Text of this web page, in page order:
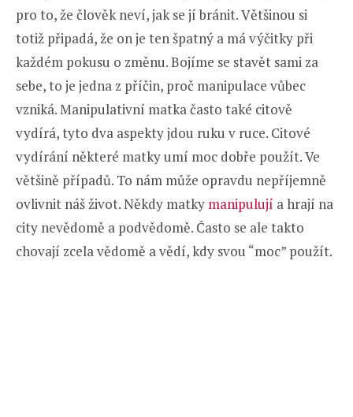
pro to, že člověk neví, jak se jí bránit. Většinou si
totiž připadá, že on je ten špatný a má výčitky při
každém pokusu o změnu. Bojíme se stavět sami za
sebe, to je jedna z příčin, proč manipulace vůbec
vzniká. Manipulativní matka často také citově
vydírá, tyto dva aspekty jdou ruku v ruce. Citové
vydírání některé matky umí moc dobře použít. Ve
většině případů. To nám může opravdu nepříjemně
ovlivnit náš život. Někdy matky manipulují a hrají na
city nevědomě a podvědomě. Často se ale takto
chovají zcela vědomě a vědí, kdy svou “moc” použít.